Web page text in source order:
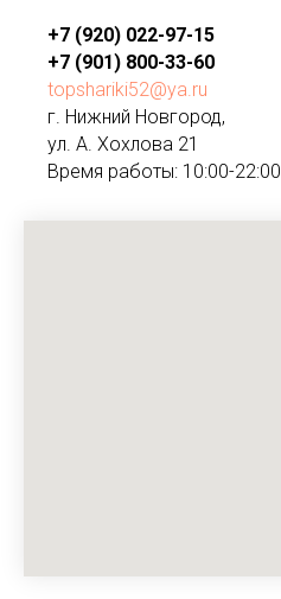
+7 (920) 022-97-15
+7 (901) 800-33-60
topshariki52@ya.ru
г. Нижний Новгород,
ул. А. Хохлова 21
Время работы: 10:00-22:00